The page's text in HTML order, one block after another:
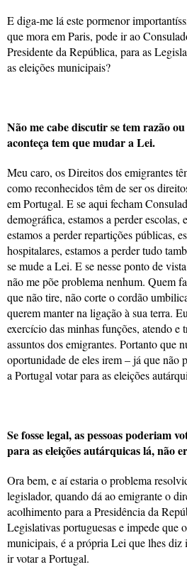
E diga-me lá este pormenor
que mora em Paris, pode ir ao
Presidente da República, para as
as eleições municipais?
Não me cabe discutir se tem razão
aconteça tem que mudar a Lei.
Meu caro, os Direitos dos emigrantes
como reconhecidos têm de ser os
em Portugal. E se aqui fecham
demográfica, estamos a perder escolas,
estamos a perder repartições públicas,
hospitalares, estamos a perder tudo
se mude a Lei. E se nesse ponto de
não me põe problema nenhum. Quem
que não tire, não corte o cordão
querem manter na ligação à sua terra.
exercício das minhas funções, atendo e
assuntos dos emigrantes. Portanto que
oportunidade de eles irem – já que não
a Portugal votar para as eleições
Se fosse legal, as pessoas poderiam
para as eleições autárquicas lá, não
Ora bem, e aí estaria o problema
legislador, quando dá ao emigrante o
acolhimento para a Presidência da
Legislativas portuguesas e impede que
municipais, é a própria Lei que lhes diz
ir votar a Portugal.